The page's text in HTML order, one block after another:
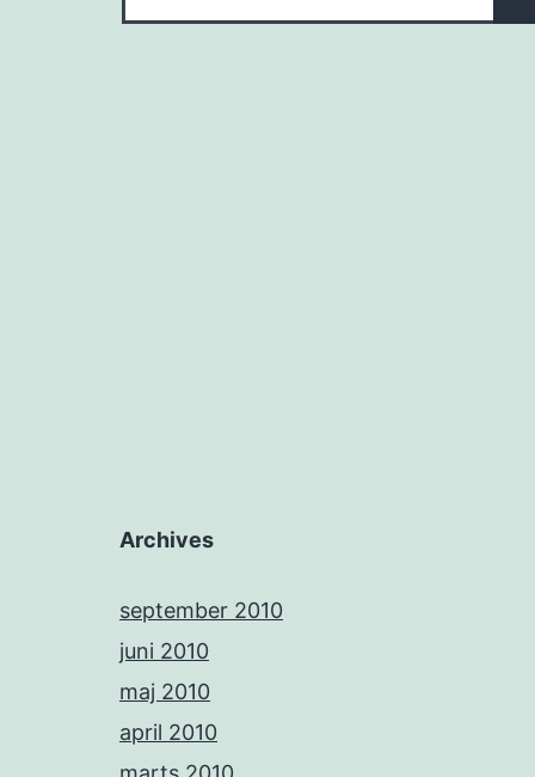
Archives
september 2010
juni 2010
maj 2010
april 2010